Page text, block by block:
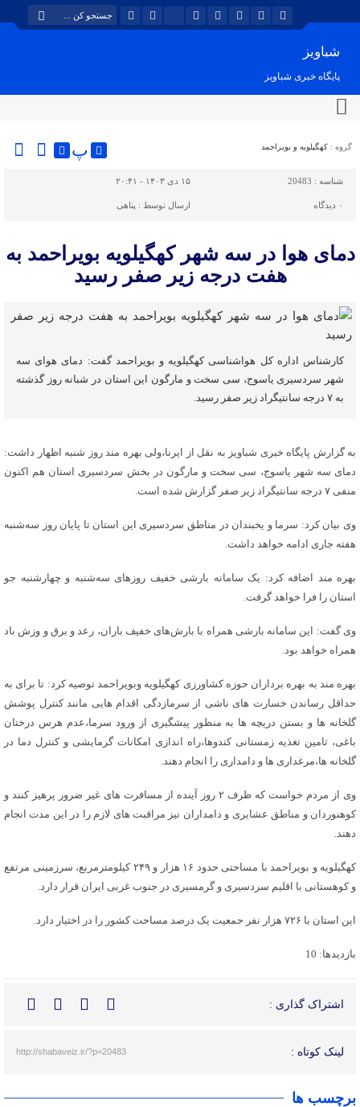
شباویز
پایگاه خبری شباویز
گروه : کهگیلویه و بویراحمد پ
شناسه : 20483 ۱۵ دی ۱۴۰۳ - ۲۰:۴۱
۰ دیدگاه ارسال توسط : پناهی
دمای هوا در سه شهر کهگیلویه بویراحمد به
هفت درجه زیر صفر رسید
کارشناس اداره کل هواشناسی کهگیلویه و بویراحمد گفت: دمای هوای سه
شهر سردسیری یاسوج، سی سخت و مارگون این استان در شبانه روز گذشته
به ۷ درجه سانتیگراد زیر صفر رسید.
به گزارش پایگاه خبری شباویز به نقل از ایرنا،ولی بهره مند روز شنبه اظهار داشت:
دمای سه شهر یاسوج، سی سخت و مارگون در بخش سردسیری استان هم اکنون
منفی ۷ درجه سانتیگراد زیر صفر گزارش شده است.
وی بیان کرد: سرما و یخبندان در مناطق سردسیری این استان تا پایان روز سه‌شنبه
هفته جاری ادامه خواهد داشت.
بهره مند اضافه کرد: یک سامانه بارشی خفیف روزهای سه‌شنبه و چهارشنبه جو
استان را فرا خواهد گرفت.
وی گفت: این سامانه بارشی همراه با بارش‌های خفیف باران، رعد و برق و وزش باد
همراه خواهد بود.
بهره مند به بهره برداران حوزه کشاورزی کهگیلویه وبویراحمد توصیه کرد: تا برای به
حداقل رساندن خسارت های ناشی از سرمازدگی اقدام هایی مانند کنترل پوشش
گلخانه ها و بستن دریچه ها به منظور پیشگیری از ورود سرما،عدم هرس درختان
باغی، تامین تغذیه زمستانی کندوها،راه اندازی امکانات گرمایشی و کنترل دما در
گلخانه ها،مرغداری ها و دامداری را انجام دهند.
وی از مردم خواست که ظرف ۲ روز آینده از مسافرت های غیر ضرور پرهیز کنند و
کوهنوردان و مناطق عشایری و دامداران نیز مراقبت های لازم را در این مدت انجام
دهند.
کهگیلویه و بویراحمد با مساحتی حدود ۱۶ هزار و ۲۴۹ کیلومترمربع، سرزمینی مرتفع
و کوهستانی با اقلیم سردسیری و گرمسیری در جنوب غربی ایران قرار دارد.
این استان با ۷۲۶ هزار نفر جمعیت یک درصد مساحت کشور را در اختیار دارد.
بازدیدها: 10
اشتراک گذاری :
لینک کوتاه : http://shabaveiz.ir/?p=20483
برچسب ها